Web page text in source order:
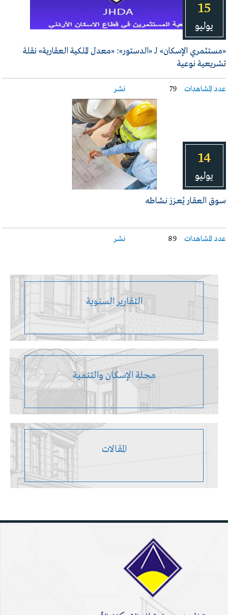
15
يوليو
«مستثمري الإسكان» لـ «الدستور»: «معدل الملكية العقارية» نقلة
تشريعية نوعية
نشر عدد المشاهدات 79
14
يوليو
سـوق العقـار يُعـزز نـشاطه
نشر عدد المشاهدات 89
التقارير السنوية
مجلة الإسكان والتنمية
المقالات